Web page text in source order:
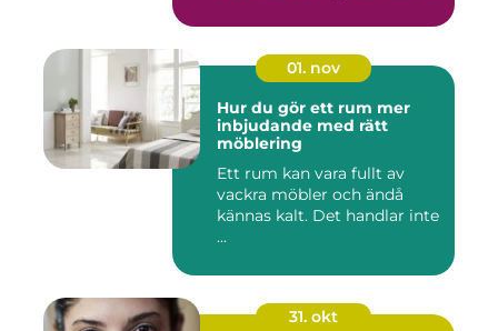
01. nov
Hur du gör ett rum mer
inbjudande med rätt
möblering
Ett rum kan vara fullt av
vackra möbler och ändå
kännas kalt. Det handlar inte
...
31. okt